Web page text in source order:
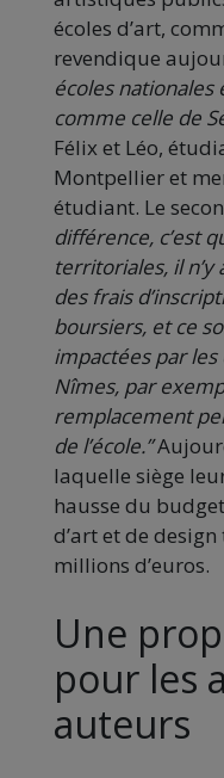
écoles d’art,
revendique
écoles
comme celle de
Félix et Léo,
Montpellier et
étudiant. Le
différence, c’est
territoriales, il
des frais
boursiers, et ce
impactées par
Nîmes, par
remplacement
de l’école.”
laquelle siège
hausse du
d’art et de
millions d’euros.
Une
pour les
auteurs